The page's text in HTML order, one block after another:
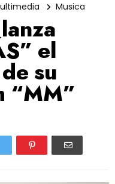
Musica
el
su
“MM”